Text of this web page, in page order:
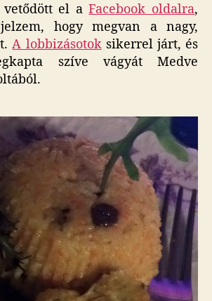
vetődött el aFacebook oldalra,
hogy megvan a nagy,
A lobbizásotoksikerrel járt, és
szíve vágyát Medve